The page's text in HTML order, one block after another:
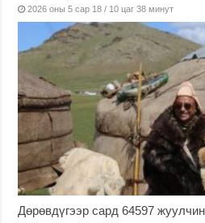
2026 оны 5 сар 18 / 10 цаг 38 минут
Дөрөвдүгээр сард 64597